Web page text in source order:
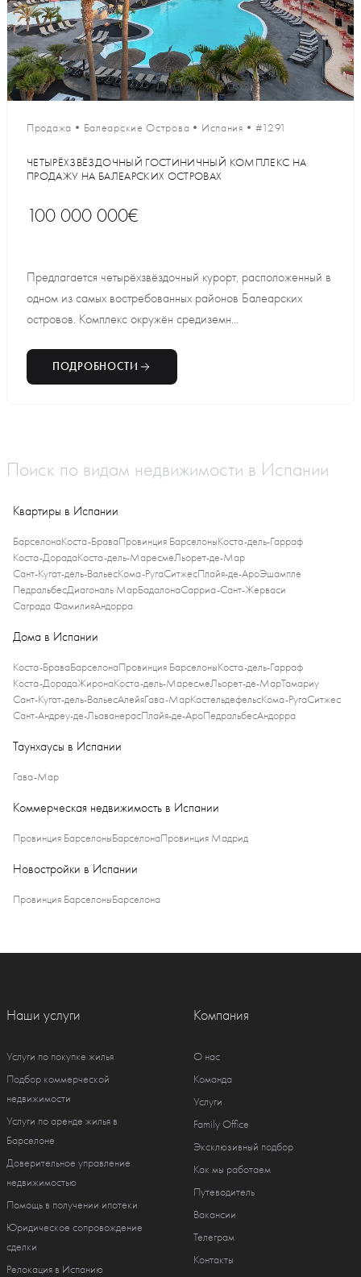
Продажа • Балеарские Острова • Испания • #1291
ЧЕТЫРЁХЗВЁЗДОЧНЫЙ ГОСТИНИЧНЫЙ КОМПЛЕКС НА
ПРОДАЖУ НА БАЛЕАРСКИХ ОСТРОВАХ
100 000 000€
Предлагается четырёхзвёздочный курорт, расположенный в
одном из самых востребованных районов Балеарских
островов. Комплекс окружён средиземн...
ПОДРОБНОСТИ
Поиск по видам недвижимости в Испании
Квартиры в Испании
БарселонаКоста-БраваПровинция БарселоныКоста-дель-Гарраф
Коста-ДорадаКоста-дель-МаресмеЛьорет-де-Мар
Сант-Кугат-дель-ВальесКома-РугаСитжесПлайя-де-АроЭшампле
ПедральбесДиагональ МарБадалонаСарриа-Сант-Жерваси
Саграда ФамилияАндорра
Дома в Испании
Коста-БраваБарселонаПровинция БарселоныКоста-дель-Гарраф
Коста-ДорадаЖиронаКоста-дель-МаресмеЛьорет-де-МарТамариу
Сант-Кугат-дель-ВальесАлейяГава-МарКастельдефельсКома-РугаСитжес
Сант-Андреу-де-ЛьаванерасПлайя-де-АроПедральбесАндорра
Таунхаусы в Испании
Гава-Мар
Коммерческая недвижимость в Испании
Провинция БарселоныБарселонаПровинция Мадрид
Новостройки в Испании
Провинция БарселоныБарселона
Наши услуги
Услуги по покупке жилья
Подбор коммерческой
недвижимости
Услуги по аренде жилья в
Барселоне
Доверительное управление
недвижимостью
Помощь в получении ипотеки
Юридическое сопровождение
сделки
Релокация в Испанию
Компания
О нас
Команда
Услуги
Family Office
Эксклюзивный подбор
Как мы работаем
Путеводитель
Вакансии
Телеграм
Контакты